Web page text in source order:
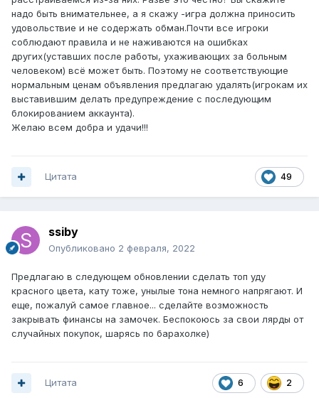
надо быть внимательнее, а я скажу -игра должна приносить
удовольствие и не содержать обман.Почти все игроки
соблюдают правила и не наживаются на ошибках
других(уставших после работы, ухаживающих за больным
человеком) всё может быть. Поэтому не соответствующие
нормальным ценам объявления предлагаю удалять(игрокам их
выставившим делать предупреждение с последующим
блокированием аккаунта).
Желаю всем добра и удачи!!!
49
Цитата
ssiby
Опубликовано 2 февраля, 2022
Предлагаю в следующем обновлении сделать топ уду
красного цвета, кату тоже, унылые тона немного напрягают. И
еще, пожалуй самое главное... сделайте возможность
закрывать финансы на замочек. Беспокоюсь за свои лярды от
случайных покупок, шарясь по барахолке)
6 2
Цитата